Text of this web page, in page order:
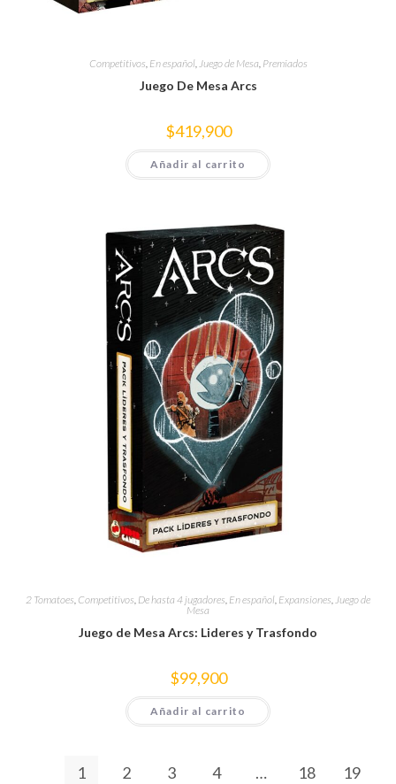
Competitivos, En español,Juego de Mesa, Premiados
Juego De Mesa Arcs
$419,900
Añadir al carrito
2 Tomatoes Competitivos De hasta 4 jugadores En español Expansiones Juego de
Mesa
Juego de Mesa Arcs: Lideres y Trasfondo
$99,900
Añadir al carrito
1 2 3 4 … 18 19